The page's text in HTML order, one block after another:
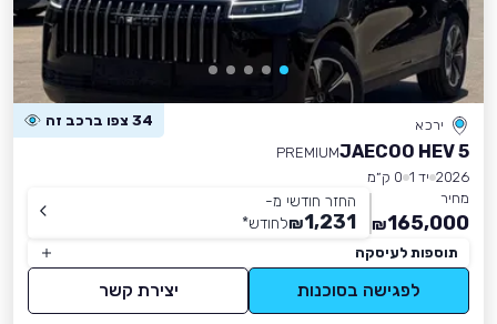
ירכא 34 צפו ברכב זה
JAECOO HEV 5
PREMIUM
2026 יד 1
0 ק״מ
מחיר
165,000
₪
החזר חודשי מ-
1,231
₪לחודש*
תוספות לעיסקה
לפגישה בסוכנות יצירת קשר